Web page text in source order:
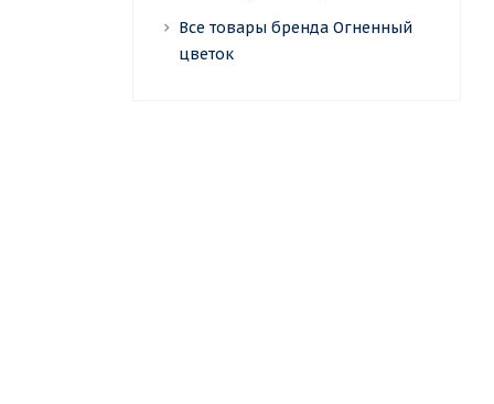
Все товары бренда Огненный
цветок